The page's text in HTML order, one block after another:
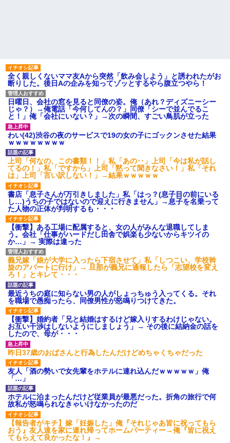
全く親しくないママ友Aから突然「飲み会しよう」と誘われたがお
断りした。後日Aの企みを知ってゾッとするやら腹立つやら！
日曜日、会社の窓を見ると同僚の姿。俺（あれ？ディズニーシー
じゃ？）→俺電話「今何してんの？」同僚「シーで並んでるこ
と！」俺「会社にいない？」→次の瞬間、すごい鳥肌が立った
わい(42)渋谷の夜のサービスで19の女の子にゴックンさせた結果
ｗｗｗｗｗｗｗｗ
上司「何なの、この書類！！」私「あの‥」上司「今は私が話し
てるの！」私「ですから」上司「黙って聞きなさい！」私「それ
は」上司「言い訳しない！」→結果ｗｗｗｗｗ
書店「息子さんが万引きしました」私「はっ？(息子目の前にいる
し…)うちの子ではないので迎えに行きません」→息子を名乗って
た人物の正体が判明するも・・・
【衝撃】ある工場に配属すると、女の人がみんな退職してしま
う。会社「仕事がハードだし田舎で娯楽も少ないからキツイの
か…」→ 実際は違った
義兄嫁「娘が大学に入ったら下宿させて」私「しつこい、学校斡
旋のアパートに行け」→ 旦那が義兄に通報したら「志望校を変え
ろ！」とキレて・・・
最近うちの庭に知らない男の人がしょっちゅう入ってくる。それ
を職場で愚痴ったら、同僚男性が怒鳴りつけてきた。
【衝撃】婚約者「兄と結婚はするけど嫁入りするわけじゃない。
お互い干渉はしないようにしましょう」→ その後に結納金の話を
したので、母が・・・
昨日37歳のおばさんと行為したんだけどめちゃくちゃだった
友人「酒の勢いで女先輩をホテルに連れ込んだｗｗｗｗｗ」俺
「…」
ホテルに泊まったんだけど従業員が最悪だった。折角の旅行で何
故私が怒鳴られなきゃいけなかったのだ
【報告者がキチ】嫁「妊娠した」俺『それじゃあ皆に祝ってもら
おう』友人達を家に連れ帰ってホームパーティー→俺『皆に祝え
てもらえて良かったな！』→